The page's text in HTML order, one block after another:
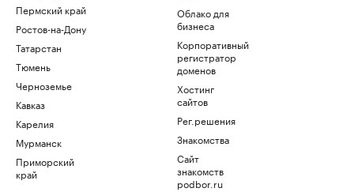
Пермский край
Ростов-на-Дону
Татарстан
Тюмень
Черноземье
Кавказ
Карелия
Мурманск
Приморский
край
Облако для
бизнеса
Корпоративный
регистратор
доменов
Хостинг
сайтов
Рег.решения
Знакомства
Сайт
знакомств
podbor.ru